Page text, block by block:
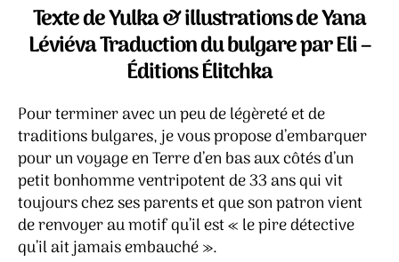
la
terre
d’en
bas
Les
aventures
de
Baptiste,
détective
privé
Texte de Yulka & illustrations de Yana
Léviéva Traduction du bulgare par Eli –
Éditions Élitchka
Pour terminer avec un peu de légèreté et de
traditions bulgares, je vous propose d’embarquer
pour un voyage en Terre d’en bas aux côtés d’un
petit bonhomme ventripotent de 33 ans qui vit
toujours chez ses parents et que son patron vient
de renvoyer au motif qu’il est « le pire détective
qu’il ait jamais embauché ».